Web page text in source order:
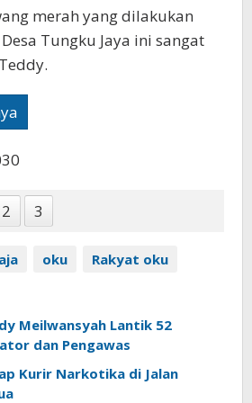
merah yang dilakukan
Tungku Jaya ini sangat
2 3
oku Rakyat oku
Meilwansyah Lantik 52
dan Pengawas
Kurir Narkotika di Jalan